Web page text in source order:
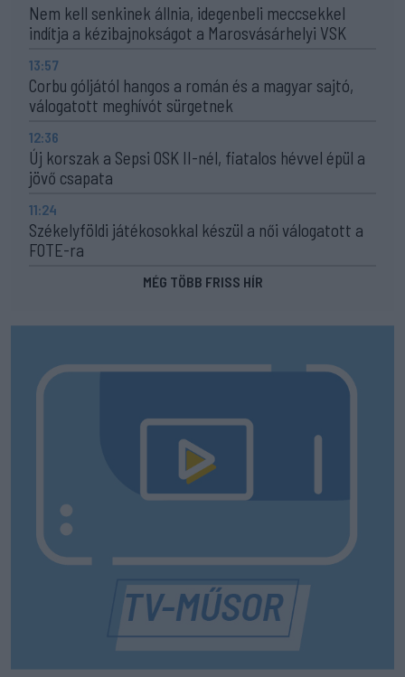
Nem kell senkinek állnia, idegenbeli meccsekkel
indítja a kézibajnokságot a Marosvásárhelyi VSK
13:57
Corbu góljától hangos a román és a magyar sajtó,
válogatott meghívót sürgetnek
12:36
Új korszak a Sepsi OSK II-nél, fiatalos hévvel épül a
jövő csapata
11:24
Székelyföldi játékosokkal készül a női válogatott a
FOTE-ra
MÉG TÖBB FRISS HÍR